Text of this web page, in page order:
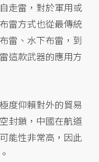
走雷，對於軍用或
雷方式也從最傳統
雷、水下布雷，到
這款武器的應用方
度仰賴對外的貿易
封鎖，中國在航道
能性非常高，因此